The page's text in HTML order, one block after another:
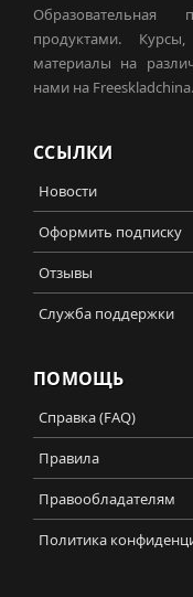
продуктами.
материалы на
нами на
ССЫЛКИ
Новости
Оформить подписку
Отзывы
Служба поддержки
ПОМОЩЬ
Справка (FAQ)
Правила
Правообладателям
Политика